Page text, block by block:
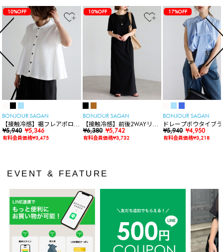
10%OFF
BONJOUR SAGAN
【接触冷感】裾フレアポロシ
ャツ
¥5,940 ¥5,346
有料会員価格¥3,475
10%OFF
BONJOUR SAGAN
【接触冷感】前後2WAYリブ
カットワンピース
¥6,380 ¥5,742
有料会員価格¥3,732
17%OFF
BONJOUR SAGAN
ドレープボウタイブ
ス
¥5,940 ¥4,950
有料会員価格¥3,218
EVENT & FEATURE